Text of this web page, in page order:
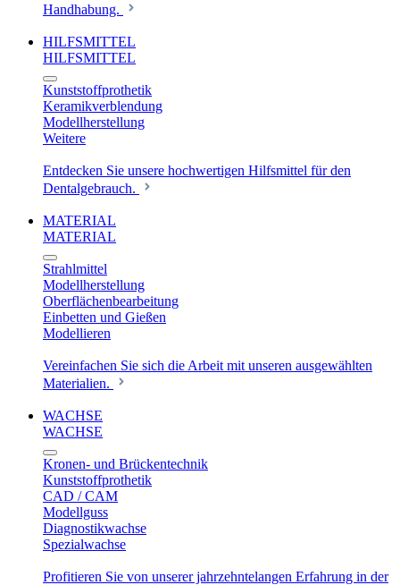
Handhabung.
HILFSMITTEL
HILFSMITTEL
Kunststoffprothetik
Keramikverblendung
Modellherstellung
Weitere
Entdecken Sie unsere hochwertigen Hilfsmittel für den
Dentalgebrauch.
MATERIAL
MATERIAL
Strahlmittel
Modellherstellung
Oberflächenbearbeitung
Einbetten und Gießen
Modellieren
Vereinfachen Sie sich die Arbeit mit unseren ausgewählten
Materialien.
WACHSE
WACHSE
Kronen- und Brückentechnik
Kunststoffprothetik
CAD / CAM
Modellguss
Diagnostikwachse
Spezialwachse
Profitieren Sie von unserer jahrzehntelangen Erfahrung in der